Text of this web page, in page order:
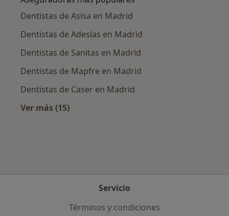
Dentistas de Asisa en Madrid
Dentistas de Adeslas en Madrid
Dentistas de Sanitas en Madrid
Dentistas de Mapfre en Madrid
Dentistas de Caser en Madrid
Ver más (15)
Servicio
Términos y condiciones